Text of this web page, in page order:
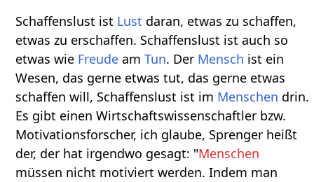
Schaffenslust ist Lust daran, etwas zu schaffen,
etwas zu erschaffen. Schaffenslust ist auch so
etwas wie Freude amTun. Der Mensch ist ein
Wesen, das gerne etwas tut, das gerne etwas
schaffen will, Schaffenslust ist im Menschen drin.
Es gibt einen Wirtschaftswissenschaftler bzw.
Motivationsforscher, ich glaube, Sprenger heißt
der, der hat irgendwo gesagt: "Menschen
müssen nicht motiviert werden. Indem man